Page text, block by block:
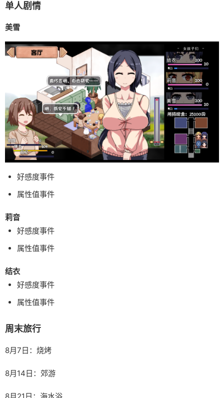
单人剧情
美雪
好感度事件
属性值事件
莉音
好感度事件
属性值事件
结衣
好感度事件
属性值事件
周末旅行
8月7日：烧烤
8月14日：郊游